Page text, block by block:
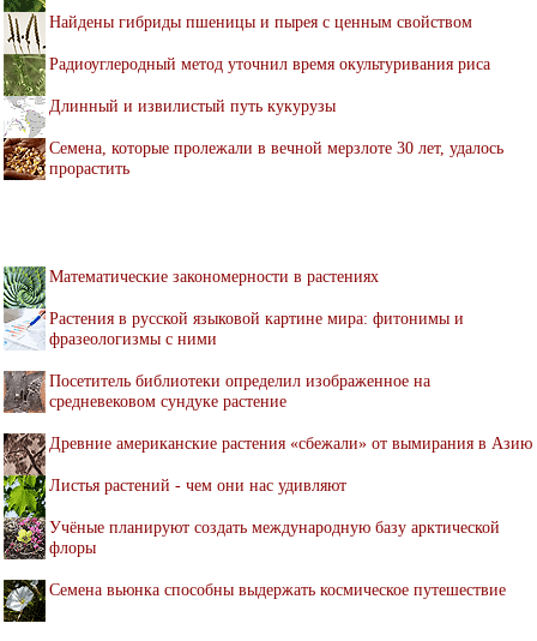
Найдены гибриды пшеницы и пырея с ценным свойством
Радиоуглеродный метод уточнил время окультуривания риса
Длинный и извилистый путь кукурузы
Семена, которые пролежали в вечной мерзлоте 30 лет, удалось
прорастить
Математические закономерности в растениях
Растения в русской языковой картине мира: фитонимы и
фразеологизмы с ними
Посетитель библиотеки определил изображенное на
средневековом сундуке растение
Древние американские растения «сбежали» от вымирания в Азию
Листья растений - чем они нас удивляют
Учёные планируют создать международную базу арктической
флоры
Семена вьюнка способны выдержать космическое путешествие